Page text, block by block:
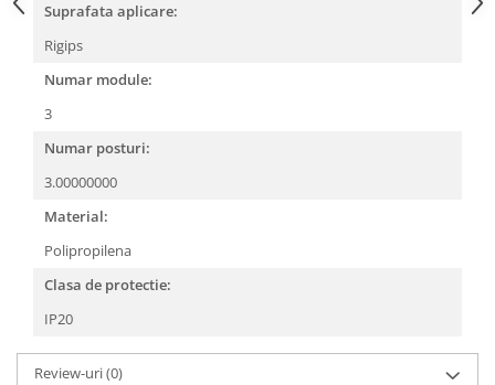
Suprafata aplicare:
Rigips
Numar module:
3
Numar posturi:
3.00000000
Material:
Polipropilena
Clasa de protectie:
IP20
Review-uri(0)